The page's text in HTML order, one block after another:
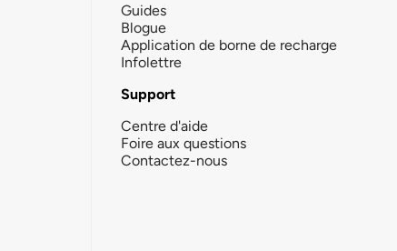
Guides
Blogue
Application de borne de recharge
Infolettre
Support
Centre d'aide
Foire aux questions
Contactez-nous